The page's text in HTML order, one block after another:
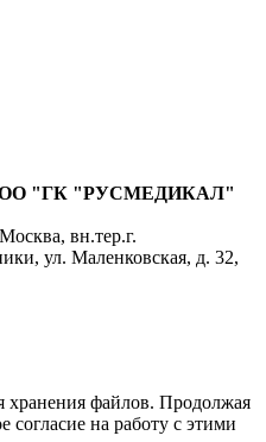
"ГК "РУСМЕДИКАЛ"
, вн.тер.г.
ул. Маленковская, д. 32,
хранения файлов. Продолжая
согласие на работу с этими